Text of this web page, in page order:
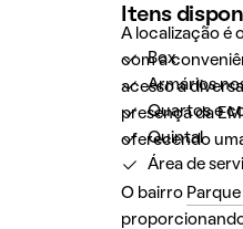
A localização é
com a
acesso a
presença da
oferecendo
O bairro
Itens
Box
Armários
Quartos e
Quintal
Área de